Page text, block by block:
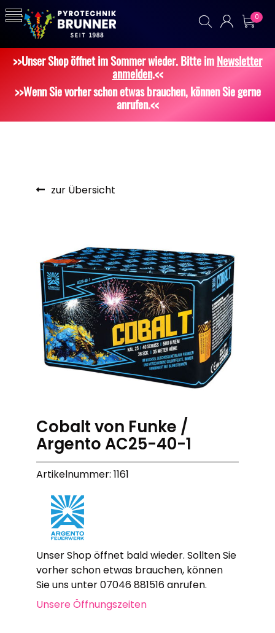
0
>>Unser Shop öffnet im Sommer wieder. Bitte imNewsletter
anmelden.<<
>>Wenn Sie vorher schon etwas brauchen, können Sie gerne
anrufen.<<
zur Übersicht
Cobalt von Funke /
Argento AC25-40-1
Artikelnummer: 1161
Unser Shop öffnet bald wieder. Sollten Sie
vorher schon etwas brauchen, können
Sie uns unter 07046 881516 anrufen.
Unsere Öffnungszeiten